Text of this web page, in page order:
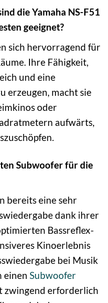
die Yamaha NS-F51
geeignet?
sich hervorragend für
Ihre Fähigkeit,
und eine
erzeugen, macht sie
oder
aufwärts,
Subwoofer für die
bereits eine sehr
dank ihrer
Bassreflex-
Kinoerlebnis
bei Musik
einen Subwoofer
zwingend erforderlich